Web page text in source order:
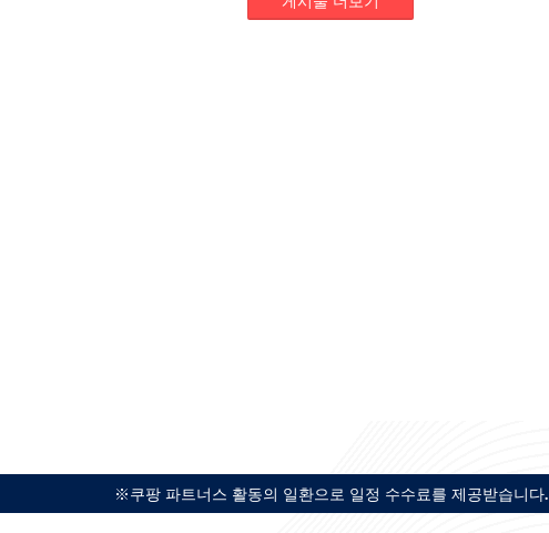
※쿠팡 파트너스 활동의 일환으로 일정 수수료를 제공받습니다.